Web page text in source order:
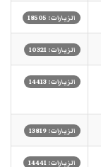
الزيارات: 18505
الزيارات: 10321
الزيارات: 14413
الزيارات: 13819
الزيارات: 14441